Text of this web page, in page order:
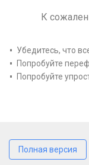
К
Убедитесь, что
Попробуйте
Попробуйте
Полная версия